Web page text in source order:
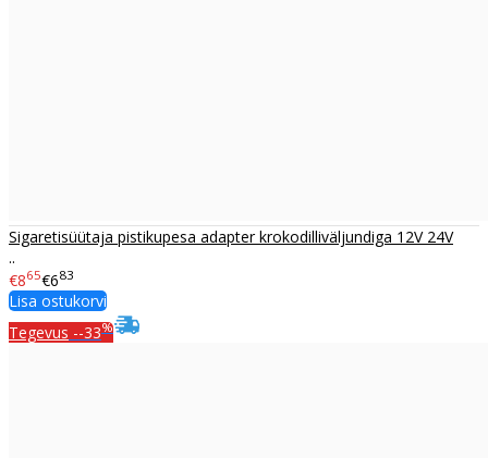
Sigaretisüütaja pistikupesa adapter krokodilliväljundiga 12V 24V
..
€865€683
Lisa ostukorvi
Tegevus --33%